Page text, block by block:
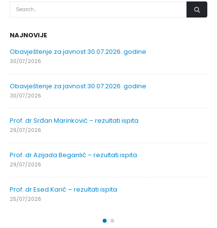
NAJNOVIJE
Obavještenje za javnost 30.07.2026. godine
30/07/2026
Obavještenje za javnost 30.07.2026. godine
30/07/2026
Prof. dr Srđan Marinković – rezultati ispita
29/07/2026
Prof. dr Azijada Beganlić – rezultati ispita
29/07/2026
Prof. dr Esed Karić – rezultati ispita
25/07/2026